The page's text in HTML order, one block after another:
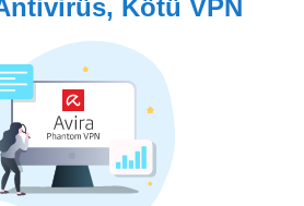
Kötü VPN